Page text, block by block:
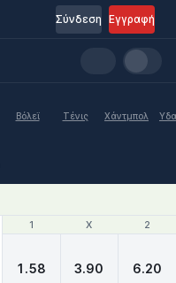
Εγγραφή
Σύνδεση
Βόλεϊ Τένις Χάντμπολ
1 X 2
1 X 2
1.58 3.90 6.20